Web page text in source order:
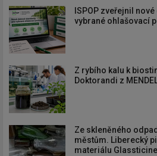
ISPOP zveřejnil
vybrané ohlašovací
Z rybího kalu k
Doktorandi z
Ze skleněného
městům. Liberecký
materiálu Glassticine